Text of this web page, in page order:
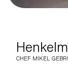
CHEF MIKEL